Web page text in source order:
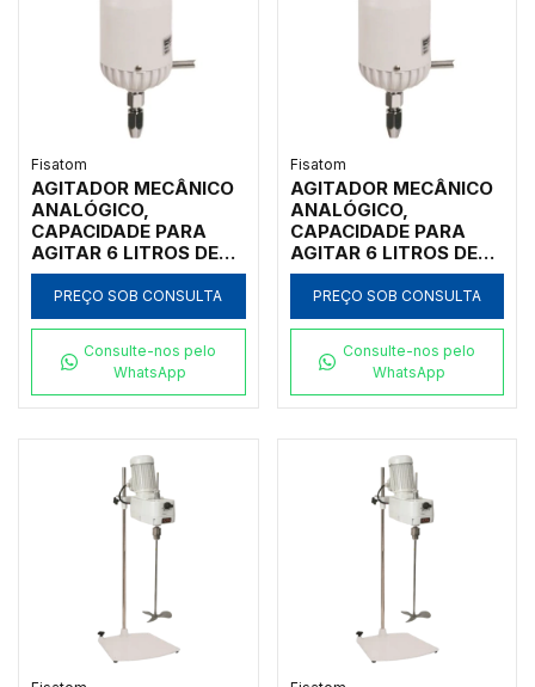
Fisatom
AGITADOR MECÂNICO
ANALÓGICO,
CAPACIDADE PARA
AGITAR 6 LITROS DE
ÁGUA, BAIXA
VISCOSIDADE,
ROTAÇÃO 170-2000
PARA FIXAÇÃO EM
CIMA DA BANCADA,
HASTE E HÉLICE TIPO
0711S1
PREÇO SOB CONSULTA
Consulte-nos pelo
WhatsApp
Fisatom
AGITADOR MECÂNICO
ANALÓGICO,
CAPACIDADE PARA
AGITAR 6 LITROS DE
ÁGUA, BAIXA
VISCOSIDADE,
ROTAÇÃO 170-2000
PARA FIXAÇÃO EM
CIMA DA BANCADA,
HASTE E HÉLICE TIPO
0711S2
PREÇO SOB CONSULTA
Consulte-nos pelo
WhatsApp